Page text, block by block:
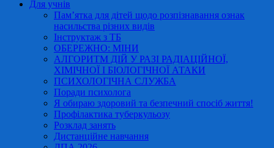
Для учнів
Пам’ятка для дітей щодо розпізнавання ознак
насильства різних видів
Інструктаж з ТБ
ОБЕРЕЖНО: МІНИ
АЛГОРИТМ ДІЙ У РАЗІ РАДІАЦІЙНОЇ,
ХІМІЧНОЇ І БІОЛОГІЧНОЇ АТАКИ
ПСИХОЛОГІЧНА СЛУЖБА
Поради психолога
Я обираю здоровий та безпечний спосіб життя!
Профілактика туберкульозу
Розклад занять
Дистанційне навчання